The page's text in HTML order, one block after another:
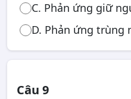
C. Phản ứng giữ
D. Phản ứng trùng
Câu 9